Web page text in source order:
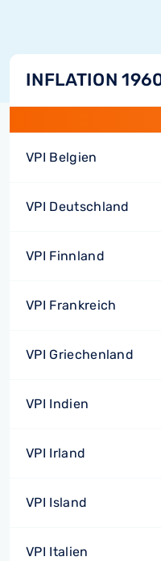
INFLATION
VPI Belgien
VPI Deutschland
VPI Finnland
VPI Frankreich
VPI Griechenland
VPI Indien
VPI Irland
VPI Island
VPI Italien